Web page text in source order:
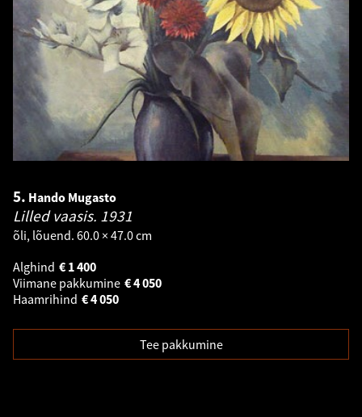
5. Hando Mugasto
Lilled vaasis. 1931
õli, lõuend. 60.0 × 47.0 cm
Alghind
1 400
€
Viimane pakkumine
4 050
€
Haamrihind
4 050
€
Tee pakkumine